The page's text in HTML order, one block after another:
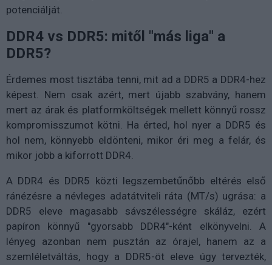
potenciálját.
DDR4 vs DDR5: mitől "más liga" a
DDR5?
Érdemes most tisztába tenni, mit ad a DDR5 a DDR4-hez
képest. Nem csak azért, mert újabb szabvány, hanem
mert az árak és platformköltségek mellett könnyű rossz
kompromisszumot kötni. Ha érted, hol nyer a DDR5 és
hol nem, könnyebb eldönteni, mikor éri meg a felár, és
mikor jobb a kiforrott DDR4.
A DDR4 és DDR5 közti legszembetűnőbb eltérés első
ránézésre a névleges adatátviteli ráta (MT/s) ugrása: a
DDR5 eleve magasabb sávszélességre skáláz, ezért
papíron könnyű "gyorsabb DDR4"-ként elkönyvelni. A
lényeg azonban nem pusztán az órajel, hanem az a
szemléletváltás, hogy a DDR5-öt eleve úgy tervezték,